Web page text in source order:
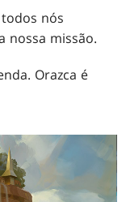
nós
nossa missão.
Orazca é